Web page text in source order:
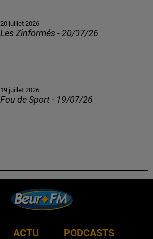
20 juillet 2026
Les Zinformés - 20/07/26
19 juillet 2026
Fou de Sport - 19/07/26
ACTU PODCASTS